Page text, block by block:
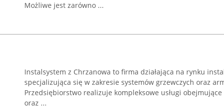
Możliwe jest zarówno ...
Instalsystem z Chrzanowa to firma działająca na rynku
specjalizująca się w zakresie systemów grzewczych oraz
Przedsiębiorstwo realizuje kompleksowe usługi
oraz ...